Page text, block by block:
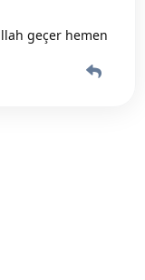
geçer hemen